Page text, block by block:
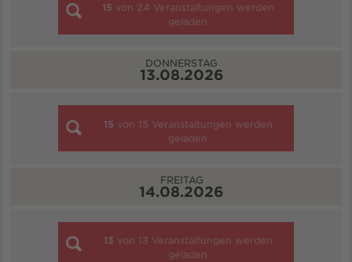
15 von 24 Veranstaltungen werden
geladen
DONNERSTAG
13.08.2026
15 von 15 Veranstaltungen werden
geladen
FREITAG
14.08.2026
13 von 13 Veranstaltungen werden
geladen